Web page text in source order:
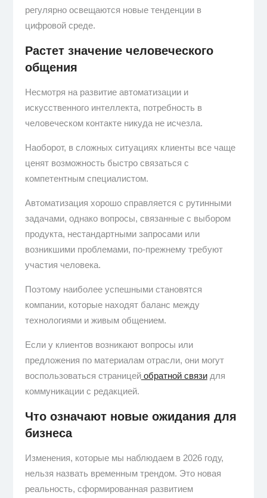
регулярно освещаются новые тенденции в
цифровой среде.
Растет значение человеческого
общения
Несмотря на развитие автоматизации и
искусственного интеллекта, потребность в
человеческом контакте никуда не исчезла.
Наоборот, в сложных ситуациях клиенты все чаще
ценят возможность быстро связаться с
компетентным специалистом.
Автоматизация хорошо справляется с рутинными
задачами, однако вопросы, связанные с выбором
продукта, нестандартными запросами или
возникшими проблемами, по-прежнему требуют
участия человека.
Поэтому наиболее успешными становятся
компании, которые находят баланс между
технологиями и живым общением.
Если у клиентов возникают вопросы или
предложения по материалам отрасли, они могут
воспользоваться страницейобратной связидля
коммуникации с редакцией.
Что означают новые ожидания для
бизнеса
Изменения, которые мы наблюдаем в 2026 году,
нельзя назвать временным трендом. Это новая
реальность, сформированная развитием